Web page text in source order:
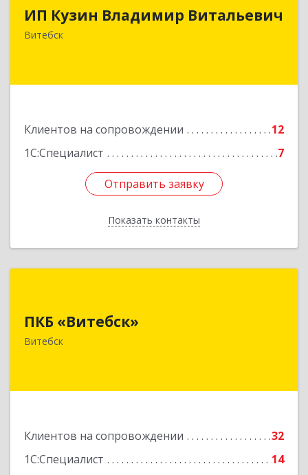
ИП Кузин Владимир Витальевич
Витебск
Клиентов на сопровождении
12
1С:Специалист
7
Отправить заявку
Показать контакты
Беларусь, 210001, г.Витебск, ул. Ильинского,
Отправить заявку
Назад
ПКБ «Витебск»
Витебск
Клиентов на сопровождении
32
1С:Специалист
14
Республика Беларусь, 210026, г. Витебск, ул.